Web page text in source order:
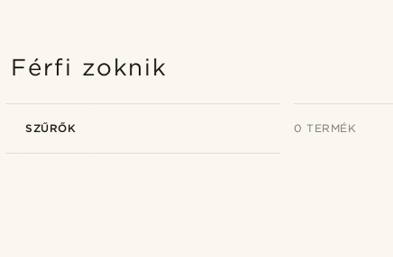
Férfi zoknik
SZŰRŐK 0 TERMÉK